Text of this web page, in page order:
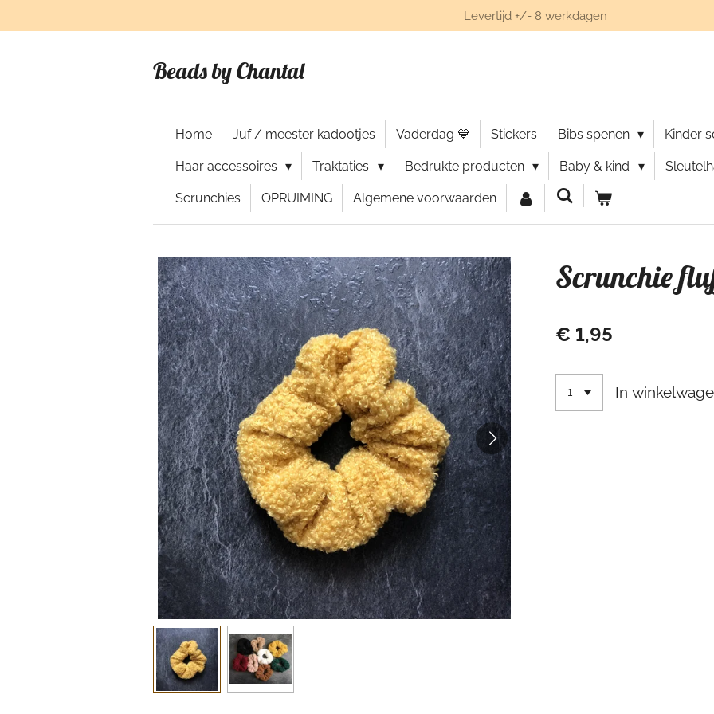
direct
Levertijd +/- 8 werkdagen
Beads by Chantal
Home Juf / meester kadootjes Vaderdag 💙 Stickers Bibs spenen Kinder
Haar accessoires Traktaties Bedrukte producten Baby & kind
Scrunchies OPRUIMING Algemene voorwaarden
Scrunchie
€ 1,95
In